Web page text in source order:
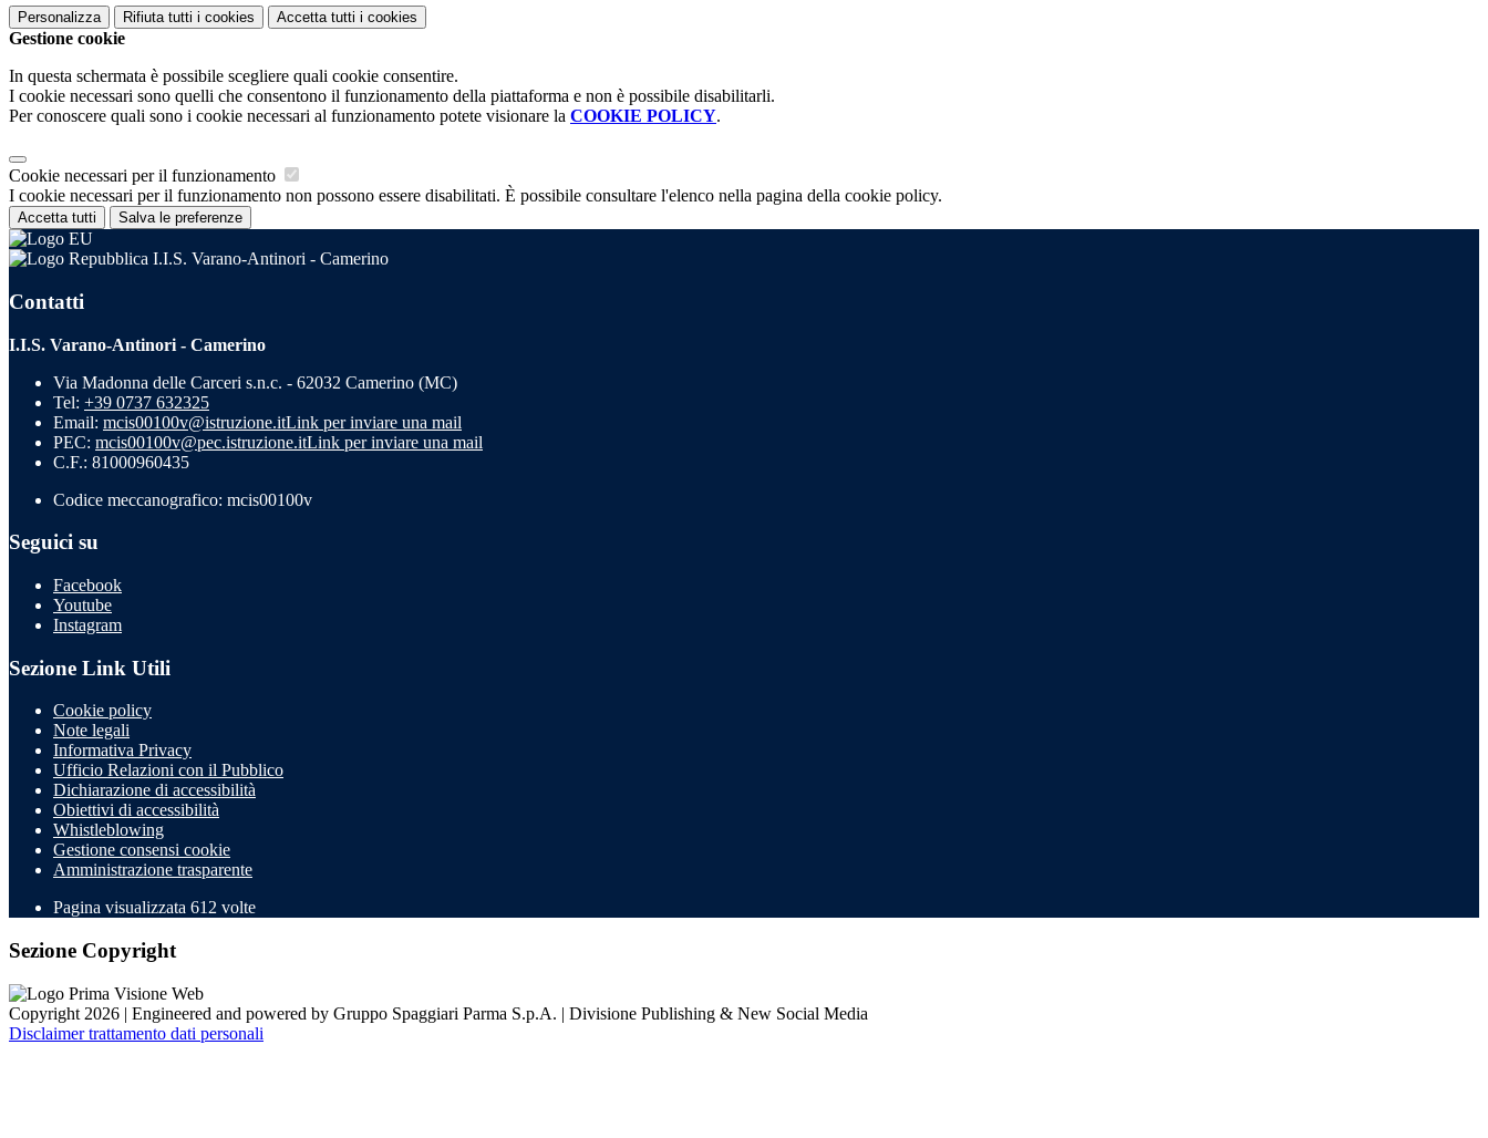
Personalizza Rifiuta tutti i cookies Accetta tutti i cookies
Gestione cookie
In questa schermata è possibile scegliere quali cookie consentire.
I cookie necessari sono quelli che consentono il funzionamento della piattaforma e non è possibile disabilitarli.
Per conoscere quali sono i cookie necessari al funzionamento potete visionare la COOKIE POLICY.
Cookie necessari per il funzionamento
I cookie necessari per il funzionamento non possono essere disabilitati. È possibile consultare l'elenco nella pagina della cookie policy.
Accetta tutti Salva le preferenze
I.I.S. Varano-Antinori - Camerino
Contatti
I.I.S. Varano-Antinori - Camerino
Via Madonna delle Carceri s.n.c. - 62032 Camerino (MC)
Tel: +39 0737 632325
Email: mcis00100v@istruzione.itLink per inviare una mail
PEC: mcis00100v@pec.istruzione.itLink per inviare una mail
C.F.: 81000960435
Codice meccanografico: mcis00100v
Seguici su
Facebook
Youtube
Instagram
Sezione Link Utili
Cookie policy
Note legali
Informativa Privacy
Ufficio Relazioni con il Pubblico
Dichiarazione di accessibilità
Obiettivi di accessibilità
Whistleblowing
Gestione consensi cookie
Amministrazione trasparente
Pagina visualizzata 612 volte
Sezione Copyright
Copyright 2026 | Engineered and powered by Gruppo Spaggiari Parma S.p.A. | Divisione Publishing & New Social Media
Disclaimer trattamento dati personali